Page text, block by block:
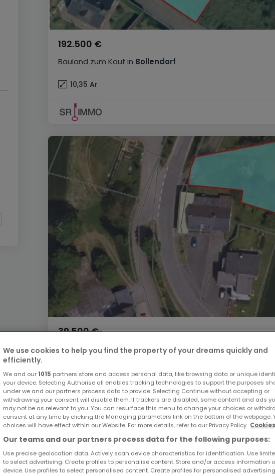
Bauland zum Kauf in Bollendorf
192.500 €
10,35 Ar
Bauland zum Kauf in Karlshausen
39.500 €
8,02 Ar
We use cookies to help you find the property of your dreams quickly and
efficiently.
We and our 1015 partners store and access personal data, like browsing data or unique
your device. Selecting Authorise all enables tracking technologies to support the purposes
under we and our partners process data to provide. Selecting Continue without accepting or
withdrawing your consent will disable them. If trackers are disabled, some content and ads
may not be as relevant to you. You can resurface this menu to change your choices or
consent at any time by clicking the Managing parameters link on the bottom of the webpage.
choices will have effect within our Website. For more details, refer to our Privacy Policy.
Our teams and our partners process data for the following purposes:
Use precise geolocation data. Actively scan device characteristics for identification. Use
to select advertising. Create profiles to personalise content. Store and/or access information
device. Use profiles to select personalised content. Create profiles for personalised